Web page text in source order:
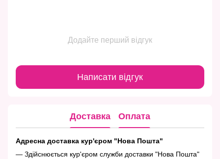
Додайте перший відгук
Написати відгук
Доставка Оплата
Адресна доставка кур'єром "Нова Пошта"
— Здійснюється кур'єром служби доставки "Нова Пошта"